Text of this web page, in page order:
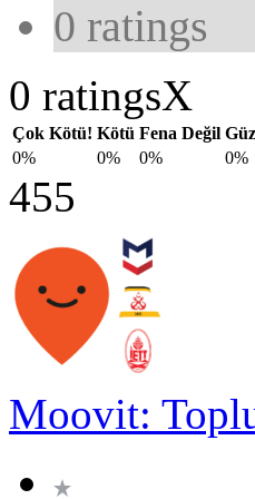
0 ratings
0 ratingsX
Çok Kötü! Kötü Fena Değil
0%
0% 0% 0%
455
Moovit: